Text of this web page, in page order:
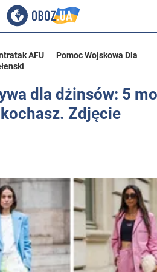
AFU
Pomoc Wojskowa Dla
dla dżinsów: 5
Zdjęcie